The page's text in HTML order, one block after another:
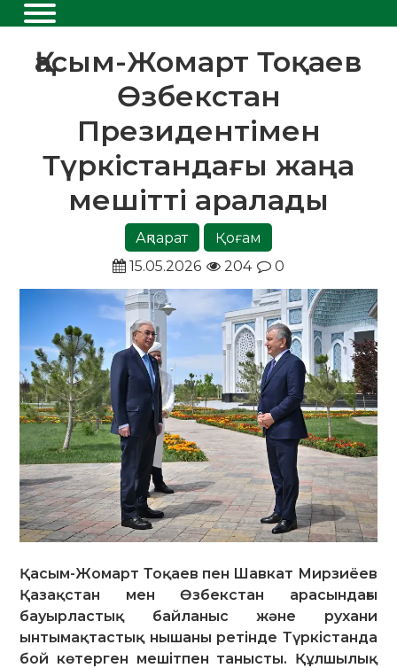
Қасым-Жомарт Тоқаев
Өзбекстан
Президентімен
Түркістандағы жаңа
мешітті аралады
Ақпарат
Қоғам
15.05.2026
204 0
Қасым-Жомарт Тоқаев пен Шавкат Мирзиёев
Қазақстан мен Өзбекстан арасындағы
бауырластық байланыс және рухани
ынтымақтастық нышаны ретінде Түркістанда
бой көтерген мешітпен танысты. Құлшылық